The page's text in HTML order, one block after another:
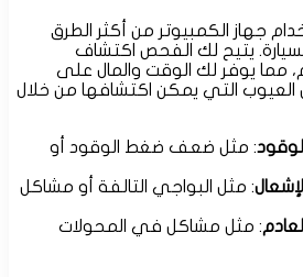
جهاز الكمبيوتر من أكثر الطرق
يتيح لك الفحص اكتشاف
مما يوفر لك الوقت والمال على
العيوب التي يمكن اكتشافها من خلال
: مثل ضعف ضغط الوقود أو
: مثل البواجي التالفة أو مشاكل
: مثل مشاكل في المحولات